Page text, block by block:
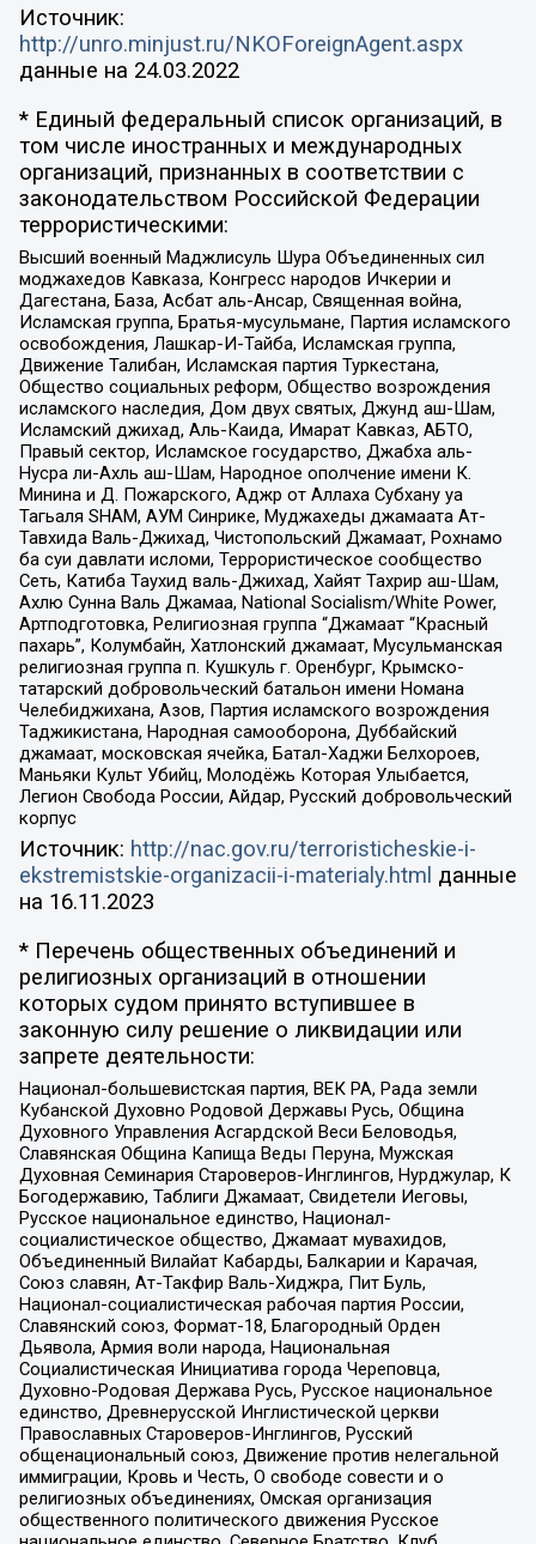
Источник:
http://unro.minjust.ru/NKOForeignAgent.aspx
данные на 24.03.2022
* Единый федеральный список организаций, в
том числе иностранных и международных
организаций, признанных в соответствии с
законодательством Российской Федерации
террористическими:
Высший военный Маджлисуль Шура Объединенных сил
моджахедов Кавказа, Конгресс народов Ичкерии и
Дагестана, База, Асбат аль-Ансар, Священная война,
Исламская группа, Братья-мусульмане, Партия исламского
освобождения, Лашкар-И-Тайба, Исламская группа,
Движение Талибан, Исламская партия Туркестана,
Общество социальных реформ, Общество возрождения
исламского наследия, Дом двух святых, Джунд аш-Шам,
Исламский джихад, Аль-Каида, Имарат Кавказ, АБТО,
Правый сектор, Исламское государство, Джабха аль-
Нусра ли-Ахль аш-Шам, Народное ополчение имени К.
Минина и Д. Пожарского, Аджр от Аллаха Субхану уа
Тагьаля SHAM, АУМ Синрике, Муджахеды джамаата Ат-
Тавхида Валь-Джихад, Чистопольский Джамаат, Рохнамо
ба суи давлати исломи, Террористическое сообщество
Сеть, Катиба Таухид валь-Джихад, Хайят Тахрир аш-Шам,
Ахлю Сунна Валь Джамаа, National Socialism/White Power,
Артподготовка, Религиозная группа “Джамаат “Красный
пахарь”, Колумбайн, Хатлонский джамаат, Мусульманская
религиозная группа п. Кушкуль г. Оренбург, Крымско-
татарский добровольческий батальон имени Номана
Челебиджихана, Азов, Партия исламского возрождения
Таджикистана, Народная самооборона, Дуббайский
джамаат, московская ячейка, Батал-Хаджи Белхороев,
Маньяки Культ Убийц, Молодёжь Которая Улыбается,
Легион Свобода России, Айдар, Русский добровольческий
корпус
Источник: http://nac.gov.ru/terroristicheskie-i-
ekstremistskie-organizacii-i-materialy.html данные
на 16.11.2023
* Перечень общественных объединений и
религиозных организаций в отношении
которых судом принято вступившее в
законную силу решение о ликвидации или
запрете деятельности:
Национал-большевистская партия, ВЕК РА, Рада земли
Кубанской Духовно Родовой Державы Русь, Община
Духовного Управления Асгардской Веси Беловодья,
Славянская Община Капища Веды Перуна, Мужская
Духовная Семинария Староверов-Инглингов, Нурджулар, К
Богодержавию, Таблиги Джамаат, Свидетели Иеговы,
Русское национальное единство, Национал-
социалистическое общество, Джамаат мувахидов,
Объединенный Вилайат Кабарды, Балкарии и Карачая,
Союз славян, Ат-Такфир Валь-Хиджра, Пит Буль,
Национал-социалистическая рабочая партия России,
Славянский союз, Формат-18, Благородный Орден
Дьявола, Армия воли народа, Национальная
Социалистическая Инициатива города Череповца,
Духовно-Родовая Держава Русь, Русское национальное
единство, Древнерусской Инглистической церкви
Православных Староверов-Инглингов, Русский
общенациональный союз, Движение против нелегальной
иммиграции, Кровь и Честь, О свободе совести и о
религиозных объединениях, Омская организация
общественного политического движения Русское